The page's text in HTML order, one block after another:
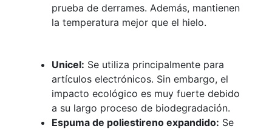
prueba de derrames. Además, mantienen
la temperatura mejor que el hielo.
Unicel: Se utiliza principalmente para
artículos electrónicos. Sin embargo, el
impacto ecológico es muy fuerte debido
a su largo proceso de biodegradación.
Espuma de poliestireno expandido: Se